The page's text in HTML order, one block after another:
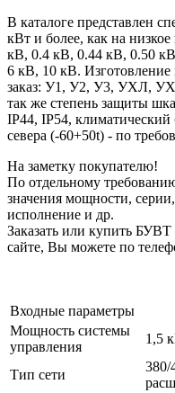
В каталоге представлен
кВт и более, как на
кВ, 0.4 кВ, 0.44 кВ, 0.50
6 кВ, 10 кВ. Изготовление
заказ: У1, У2, У3, УХЛ,
так же степень защиты
IP44, IP54, климатический
севера (-60+50t) - по
На заметку покупателю!
По отдельному
значения мощности,
исполнение и др.
Заказать или купить
сайте, Вы можете по
Входные параметры
Мощность системы
управления
1,5
Тип сети
380/